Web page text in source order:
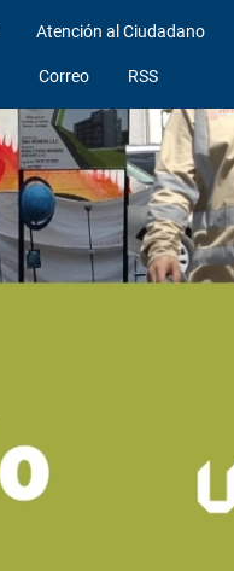
Atención al Ciudadano
Correo RSS